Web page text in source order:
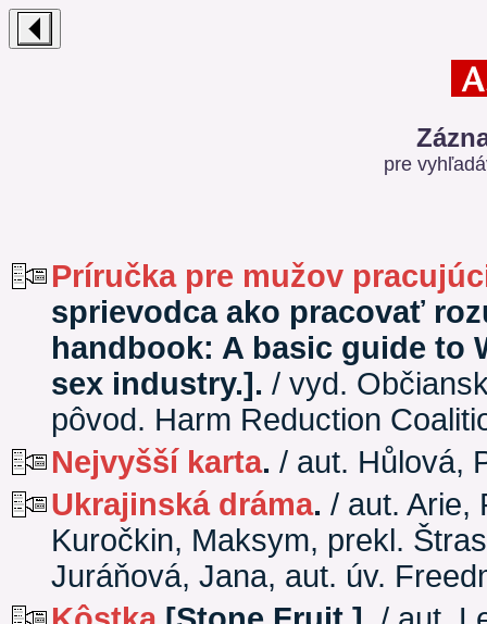
pre
Príručka pre mužov
sprievodca ako pracovať
handbook: A basic guide to
sex industry.]. / vyd.
pôvod. Harm Reduction
Nejvyšší karta. / aut. Hůlová,
Ukrajinská dráma. / aut. Arie,
Kuročkin, Maksym, prekl.
Juráňová, Jana, aut. úv.